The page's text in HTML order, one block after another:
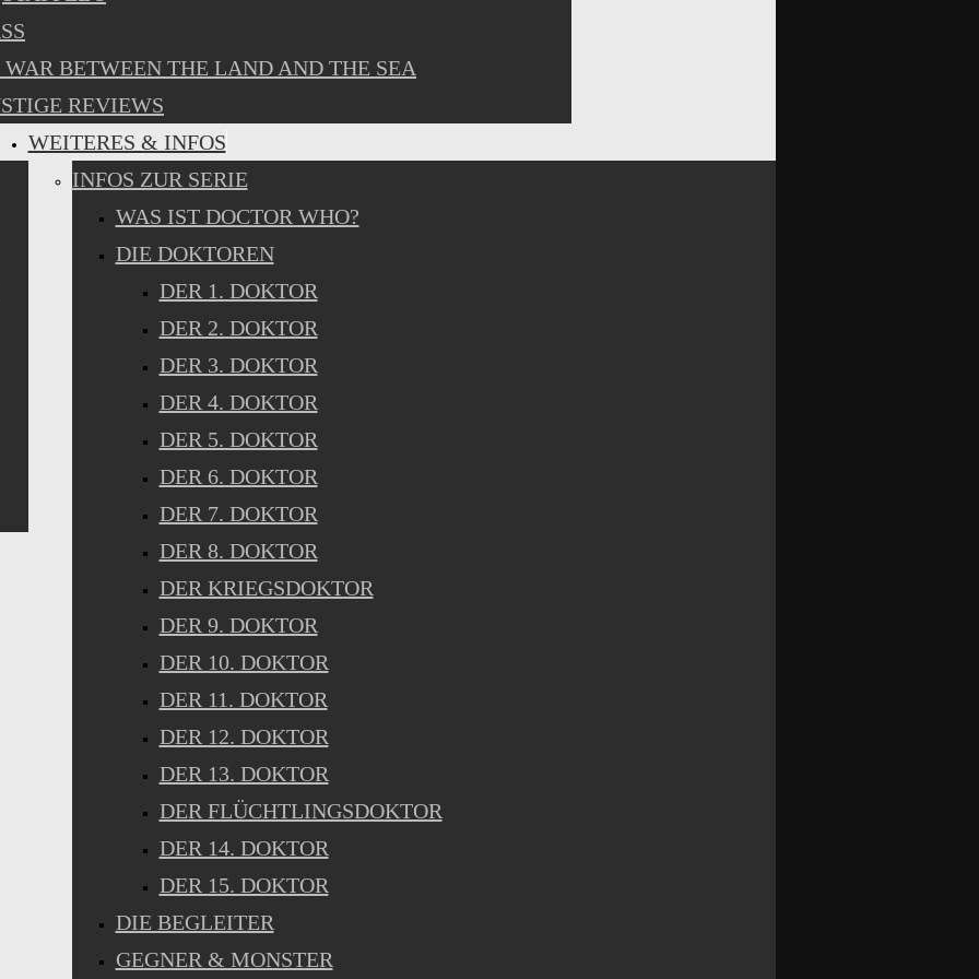
WAR BETWEEN THE LAND AND THE SEA
REVIEWS
WEITERES & INFOS
INFOS ZUR SERIE
WAS IST DOCTOR WHO?
DIE DOKTOREN
DER 1. DOKTOR
DER 2. DOKTOR
DER 3. DOKTOR
DER 4. DOKTOR
DER 5. DOKTOR
DER 6. DOKTOR
DER 7. DOKTOR
DER 8. DOKTOR
DER KRIEGSDOKTOR
DER 9. DOKTOR
DER 10. DOKTOR
DER 11. DOKTOR
DER 12. DOKTOR
DER 13. DOKTOR
DER FLÜCHTLINGSDOKTOR
DER 14. DOKTOR
DER 15. DOKTOR
DIE BEGLEITER
GEGNER & MONSTER